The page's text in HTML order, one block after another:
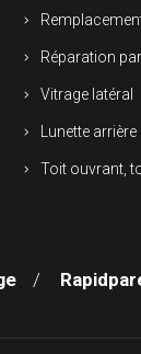
Réparation
Vitrage latéral
Lunette arrière
Toit ouvrant,